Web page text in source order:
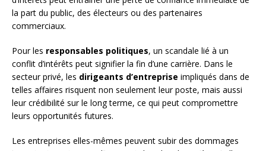
la part du public, des électeurs ou des partenaires
commerciaux.
Pour les responsables politiques, un scandale lié à un
conflit d’intérêts peut signifier la fin d’une carrière. Dans le
secteur privé, les dirigeants d’entreprise impliqués dans de
telles affaires risquent non seulement leur poste, mais aussi
leur crédibilité sur le long terme, ce qui peut compromettre
leurs opportunités futures.
Les entreprises elles-mêmes peuvent subir des dommages